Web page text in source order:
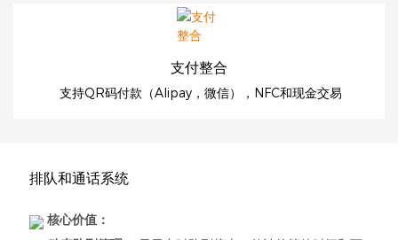
支付整合
支持QR码付款（Alipay，微信），NFC和现金交易
排队和通话系统
核心价值：